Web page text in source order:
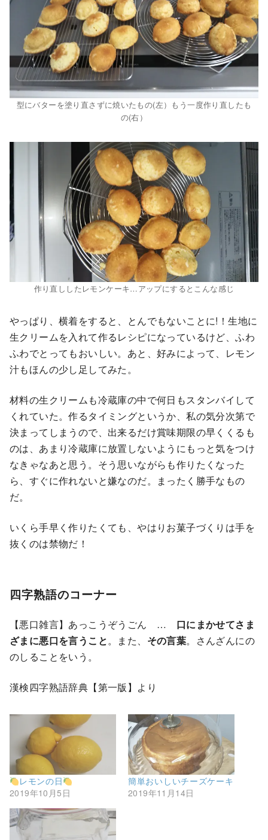
型にバターを塗り直さずに焼いたもの(左）もう一度作り直したも
の(右）
作り直ししたレモンケーキ…アップにするとこんな感じ
やっぱり、横着をすると、とんでもないことに!！生地に
生クリームを入れて作るレシピになっているけど、ふわ
ふわでとってもおいしい。あと、好みによって、レモン
汁もほんの少し足してみた。
材料の生クリームも冷蔵庫の中で何日もスタンバイして
くれていた。作るタイミングというか、私の気分次第で
決まってしまうので、出来るだけ賞味期限の早くくるも
のは、あまり冷蔵庫に放置しないようにもっと気をつけ
なきゃなあと思う。そう思いながらも作りたくなった
ら、すぐに作れないと嫌なのだ。まったく勝手なもの
だ。
いくら手早く作りたくても、やはりお菓子づくりは手を
抜くのは禁物だ！
四字熟語のコーナー
【悪口雑言】あっこうぞうごん … 口にまかせてさま
ざまに悪口を言うこと。また、 その言葉。さんざんにの
のしることをいう。
漢検四字熟語辞典【第一版】より
レモンの日
2019年10月5日
簡単おいしいチーズケーキ
2019年11月14日